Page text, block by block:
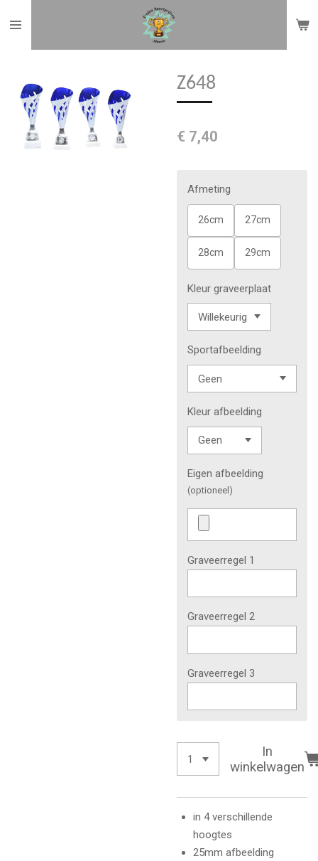
direct
hoofdinhoud
Z648
€ 7,40
Afmeting
26cm 27cm
28cm 29cm
Kleur graveerplaat
Sportafbeelding
Kleur afbeelding
Eigen afbeelding
(optioneel)
Graveerregel 1
Graveerregel 2
Graveerregel 3
In
winkelwagen
in 4 verschillende
hoogtes
25mm afbeelding